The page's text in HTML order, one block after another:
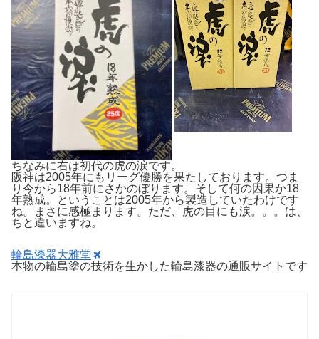
ちなみに右は初代の虎の涙です。
阪神は2005年にもリーグ優勝を果たしております。つま
り今から18年前にさかのぼります。そして何の因果か18
年熟成。ということは2005年から製造していたわけです
ね。まさに感極まります。ただ、虎の目にも涙。。。は、
ちと違いますね。
輪島漆器大雅堂
本物の輪島塗の技術を生かした輪島漆器の通販サイトです